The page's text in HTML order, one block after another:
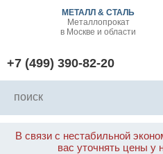
МЕТАЛЛ & СТАЛЬ
Металлопрокат
в Москве и области
+7 (499) 390-82-20
В связи с нестабильной
вас уточнять цены у